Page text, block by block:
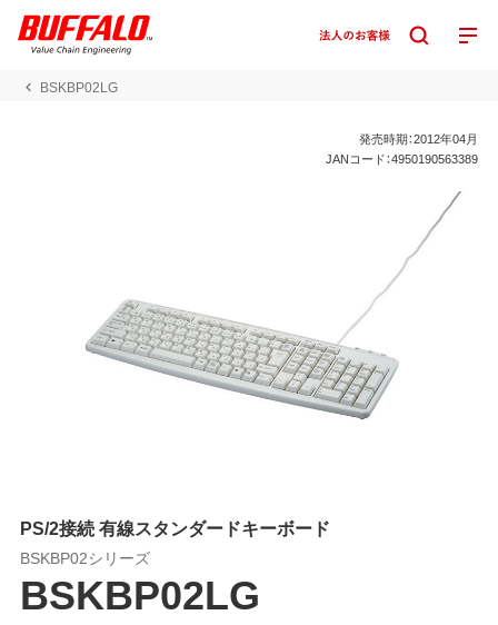
BSKBP02LG
発売時期：2012年04月
JANコード：4950190563389
PS/2接続 有線スタンダードキーボード
BSKBP02シリーズ
BSKBP02LG